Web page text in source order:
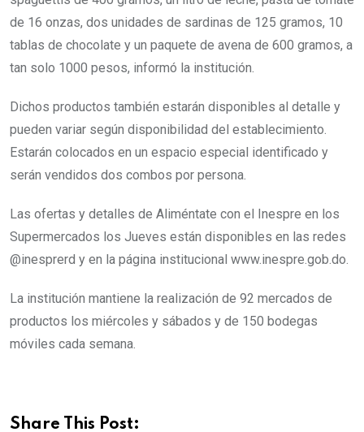
de 16 onzas, dos unidades de sardinas de 125 gramos, 10
tablas de chocolate y un paquete de avena de 600 gramos, a
tan solo 1000 pesos, informó la institución.
Dichos productos también estarán disponibles al detalle y
pueden variar según disponibilidad del establecimiento.
Estarán colocados en un espacio especial identificado y
serán vendidos dos combos por persona.
Las ofertas y detalles de Aliméntate con el Inespre en los
Supermercados los Jueves están disponibles en las redes
@inesprerd y en la página institucional www.inespre.gob.do.
La institución mantiene la realización de 92 mercados de
productos los miércoles y sábados y de 150 bodegas
móviles cada semana.
Share This Post: